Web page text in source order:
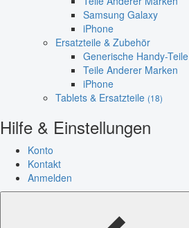
Samsung Galaxy
iPhone
Ersatzteile & Zubehör
Generische Handy-Teile
Teile Anderer Marken
iPhone
Tablets & Ersatzteile (18)
Hilfe & Einstellungen
Konto
Kontakt
Anmelden